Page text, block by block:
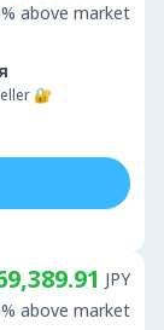
🔐
above market
JPY
above market